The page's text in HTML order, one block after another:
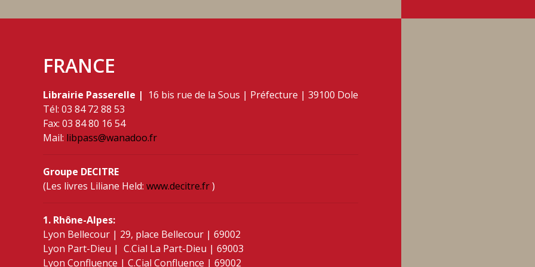
FRANCE
Librairie Passerelle | 16 bis rue de la Sous | Préfecture | 39100 Dole
Tél: 03 84 72 88 53
Fax: 03 84 80 16 54
Mail: libpass@wanadoo.fr
Groupe DECITRE
(Les livres Liliane Held: www.decitre.fr)
1. Rhône-Alpes:
Lyon Bellecour | 29, place Bellecour | 69002
Lyon Part-Dieu | C.Cial La Part-Dieu | 69003
Lyon Confluence | C.Cial Confluence | 69002